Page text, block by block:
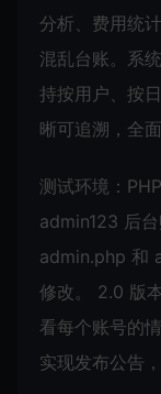
分析、费用统
混乱台账。系
持按用户、按
晰可追溯，全
测试环境：
admin123 后
admin.php 和
修改。 2.0 版
看每个账号的
实现发布公告